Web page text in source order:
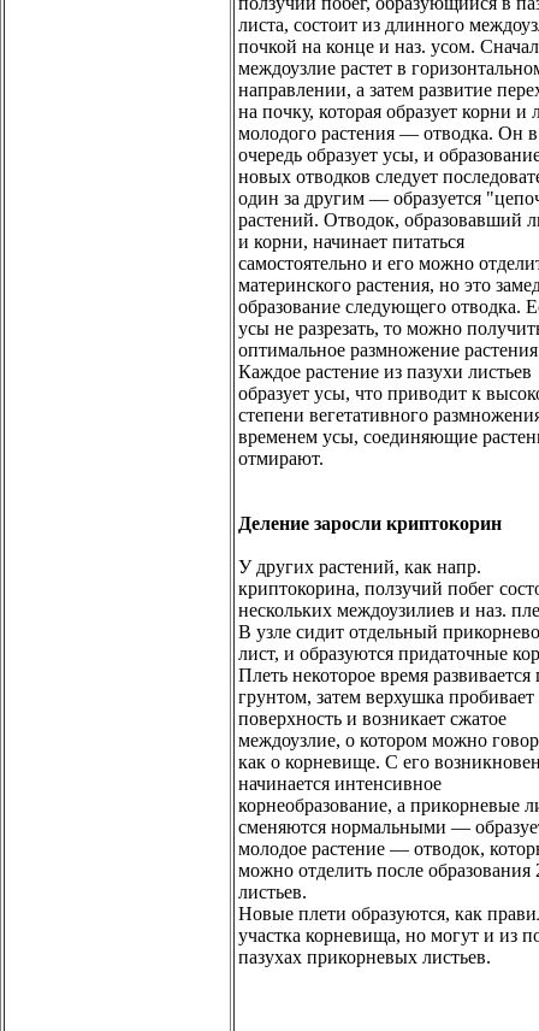
листа, состоит из длинного
почкой на конце и наз. усом.
междоузлие растет в
направлении, а затем развитие
на почку, которая образует корни и
молодого растения — отводка. Он
очередь образует усы, и
новых отводков следует
один за другим — образуется
растений. Отводок, образовавший
и корни, начинает питаться
самостоятельно и его можно
материнского растения, но это
образование следующего отводка.
усы не разрезать, то можно
оптимальное размножение
Каждое растение из пазухи листьев
образует усы, что приводит к
степени вегетативного
временем усы, соединяющие
отмирают.
Деление заросли криптокорин
У других растений, как напр.
криптокорина, ползучий побег
нескольких междоузилиев и наз.
В узле сидит отдельный
лист, и образуются придаточные
Плеть некоторое время развивается
грунтом, затем верхушка пробивает
поверхность и возникает сжатое
междоузлие, о котором можно
как о корневище. С его
начинается интенсивное
корнеобразование, а прикорневые
сменяются нормальными —
молодое растение — отводок,
можно отделить после образования
листьев.
Новые плети образуются, как
участка корневища, но могут и из
пазухах прикорневых листьев.